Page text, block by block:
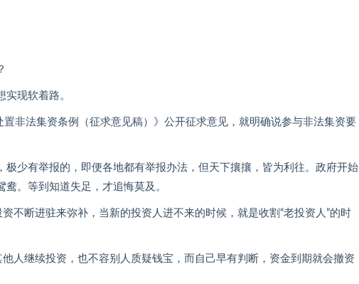
现软着路。
非法集资条例（征求意见稿）》公开征求意见，就明确说参与非法集资要
极少有举报的，即便各地都有举报办法，但天下攘攘，皆为利往。政府开始
。等到知道失足，才追悔莫及。
不断进驻来弥补，当新的投资人进不来的时候，就是收割“老投资人”的时
他人继续投资，也不容别人质疑钱宝，而自己早有判断，资金到期就会撤资